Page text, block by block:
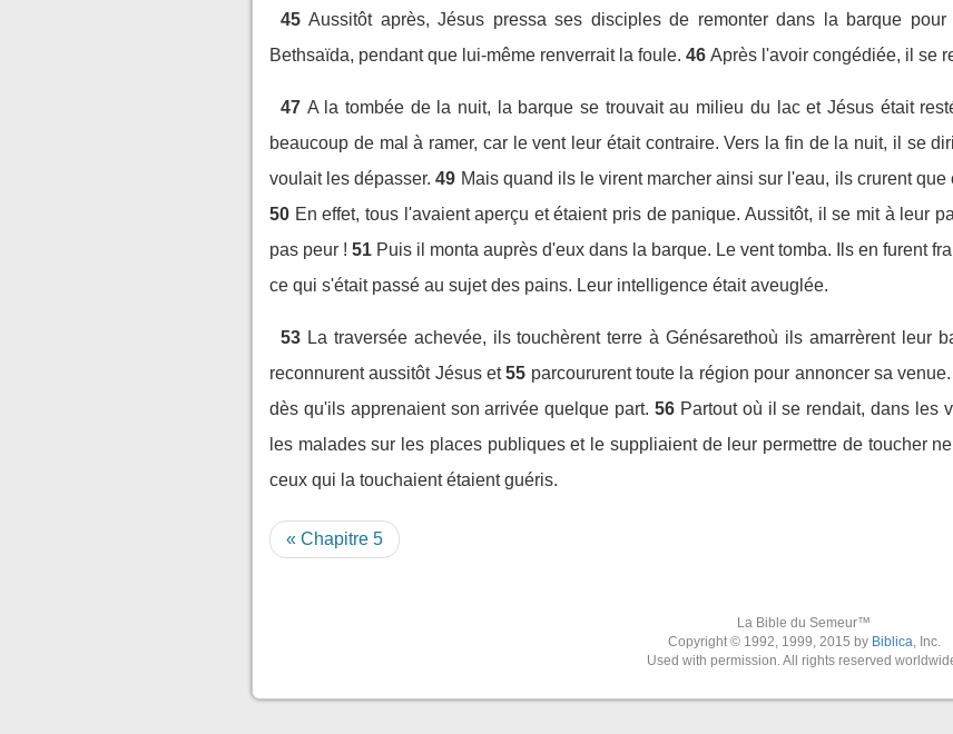
45 Aussitôt après, Jésus pressa ses disciples de remonter dans la barque
Bethsaïda, pendant que lui-même renverrait la foule. 46 Après l'avoir congédiée, il se
47 A la tombée de la nuit, la barque se trouvait au milieu du lac et Jésus était
beaucoup de mal à ramer, car le vent leur était contraire. Vers la fin de la nuit, il se
voulait les dépasser. 49 Mais quand ils le virent marcher ainsi sur l'eau, ils crurent
50 En effet, tous l'avaient aperçu et étaient pris de panique. Aussitôt, il se mit à leur
pas peur ! 51 Puis il monta auprès d'eux dans la barque. Le vent tomba. Ils en furent
ce qui s'était passé au sujet des pains. Leur intelligence était aveuglée.
53 La traversée achevée, ils touchèrent terre à Génésarethoù ils amarrèrent leur
reconnurent aussitôt Jésus et 55 parcoururent toute la région pour annoncer sa
dès qu'ils apprenaient son arrivée quelque part. 56 Partout où il se rendait, dans les
les malades sur les places publiques et le suppliaient de leur permettre de toucher
ceux qui la touchaient étaient guéris.
« Chapitre 5
La Bible du Semeur™
Copyright © 1992, 1999, 2015 by Biblica, Inc.
Used with permission. All rights reserved